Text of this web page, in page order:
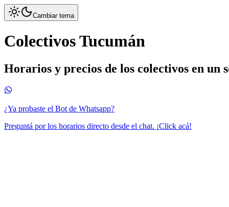
Cambiar tema
Colectivos Tucumán
Horarios y precios de los colectivos en
¿Ya probaste el Bot de Whatsapp?
Preguntá por los horarios directo desde el chat. ¡Click acá!